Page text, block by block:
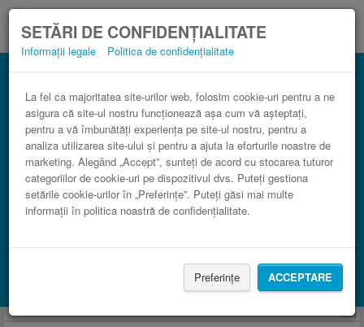
SETĂRI DE CONFIDENȚIALITATE
Informații legale Politica de confidențialitate
La fel ca majoritatea site-urilor web, folosim cookie-uri pentru a ne
asigura că site-ul nostru funcționează așa cum vă așteptați,
pentru a vă îmbunătăți experiența pe site-ul nostru, pentru a
analiza utilizarea site-ului și pentru a ajuta la eforturile noastre de
marketing. Alegând „Accept”, sunteți de acord cu stocarea tuturor
categoriilor de cookie-uri pe dispozitivul dvs. Puteți gestiona
setările cookie-urilor în „Preferințe”. Puteți găsi mai multe
informații în politica noastră de confidențialitate.
Preferințe ACCEPTARE
Curse Aeroportul Varna (VAR)
3 paşi către un bilet de autocar ieftin.
Caută cazare cu Booking.com
Anunţ